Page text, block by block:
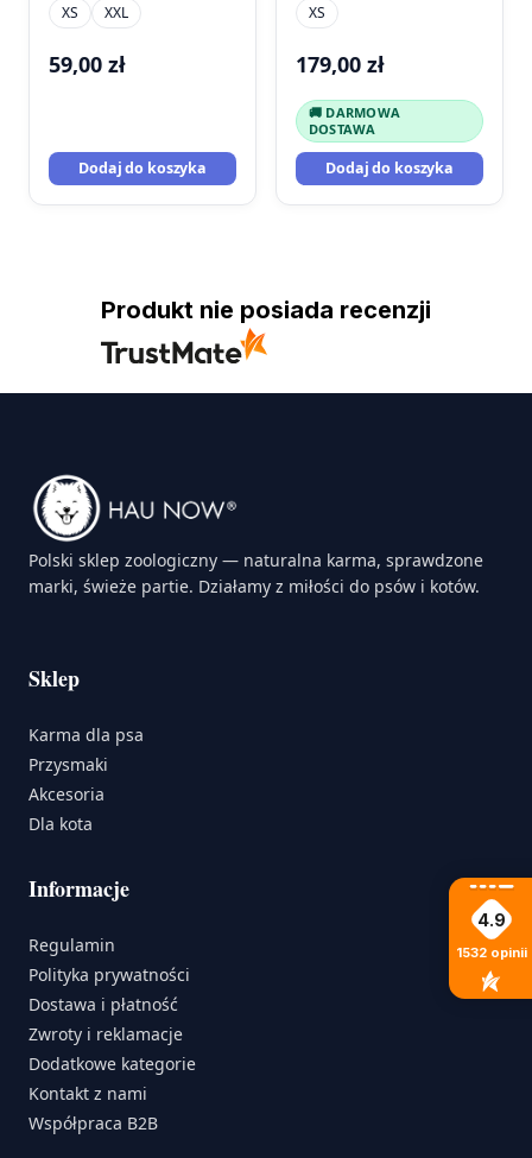
XS
XXL
59,00 zł
Dodaj do koszyka
XS
179,00 zł
🚚 DARMOWA
DOSTAWA
Dodaj do koszyka
Produkt nie posiada recenzji
Polski sklep zoologiczny — naturalna karma, sprawdzone
marki, świeże partie. Działamy z miłości do psów i kotów.
Sklep
Karma dla psa
Przysmaki
Akcesoria
Dla kota
Informacje
Regulamin
Polityka prywatności
Dostawa i płatność
Zwroty i reklamacje
Dodatkowe kategorie
Kontakt z nami
Współpraca B2B
4.9
1532 opinii